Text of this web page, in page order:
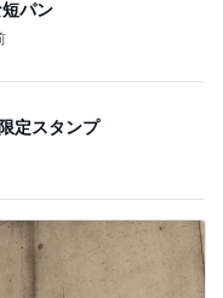
パン
定スタンプ